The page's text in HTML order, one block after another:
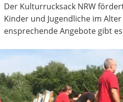
Der Kulturrucksack NRW
Kinder und Jugendliche im Alter
ensprechende Angebote gibt